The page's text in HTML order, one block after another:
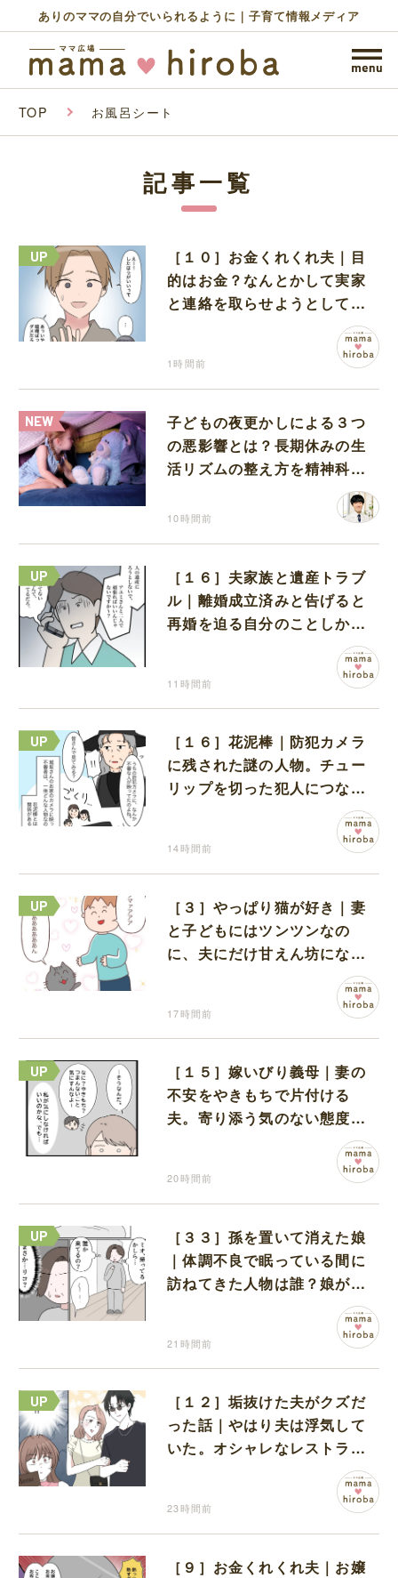
ありのママの自分でいられるように｜子育て情報メディア
TOP お風呂シート
記事一覧
［１０］お金くれくれ夫｜目
的はお金？なんとかして実家
と連絡を取らせようとしてく
1時間前
子どもの夜更かしによる３つ
の悪影響とは？長期休みの生
活リズムの整え方を精神科医
10時間前
［１６］夫家族と遺産トラブ
ル｜離婚成立済みと告げると
再婚を迫る自分のことしか考
11時間前
［１６］花泥棒｜防犯カメラ
に残された謎の人物。チュー
リップを切った犯人につなが
る証拠になるのか期待する
14時間前
［３］やっぱり猫が好き｜妻
と子どもにはツンツンなの
に、夫にだけ甘えん坊になる
17時間前
［１５］嫁いびり義母｜妻の
不安をやきもちで片付ける
夫。寄り添う気のない態度に
20時間前
［３３］孫を置いて消えた娘
｜体調不良で眠っている間に
訪ねてきた人物は誰？娘が戻
ってきたのかと不安になる
21時間前
［１２］垢抜けた夫がクズだ
った話｜やはり夫は浮気して
いた。オシャレなレストラン
23時間前
［９］お金くれくれ夫｜お嬢